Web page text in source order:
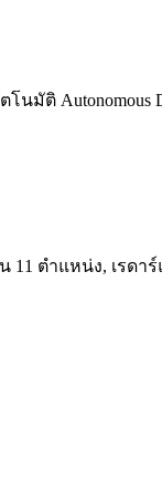
นมัติ Autonomous
ตำแหน่ง, เรดา